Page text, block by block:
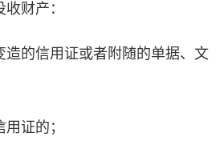
没收财产：
造的信用证或者附随的单据、文
信用证的；